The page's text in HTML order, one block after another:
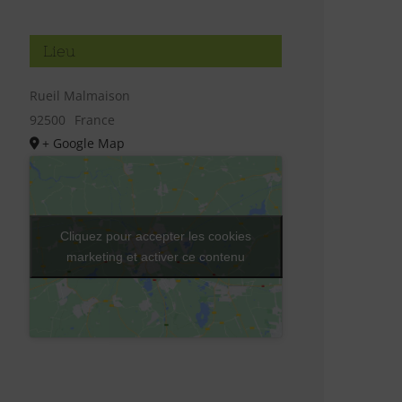
Lieu
Rueil Malmaison
92500
France
+ Google Map
Cliquez pour accepter les cookies
marketing et activer ce contenu